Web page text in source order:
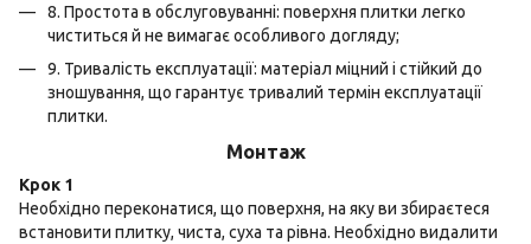
8. Простота в обслуговуванні: поверхня плитки легко
чиститься й не вимагає особливого догляду;
9. Тривалість експлуатації: матеріал міцний і стійкий до
зношування, що гарантує тривалий термін експлуатації
плитки.
Монтаж
Крок 1
Необхідно переконатися, що поверхня, на яку ви збираєтеся
встановити плитку, чиста, суха та рівна. Необхідно видалити